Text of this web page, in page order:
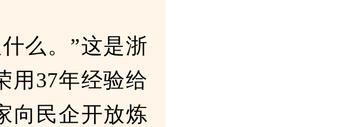
么。”这是浙
用37年经验给
向民企开放炼